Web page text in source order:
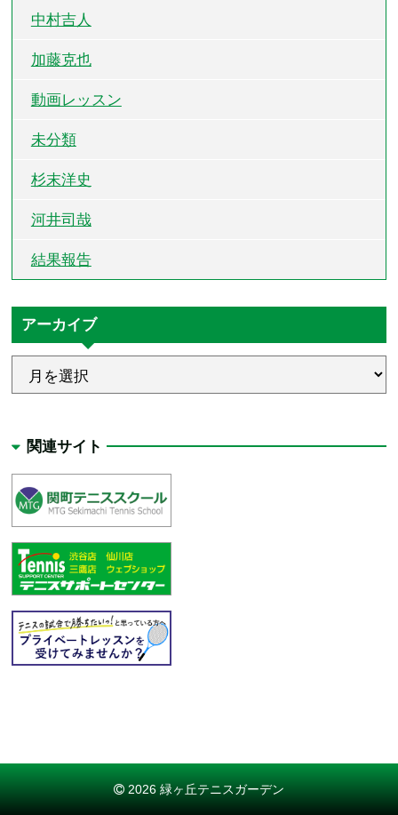
中村吉人
加藤克也
動画レッスン
未分類
杉末洋史
河井司哉
結果報告
アーカイブ
関連サイト
2026 緑ヶ丘テニスガーデン